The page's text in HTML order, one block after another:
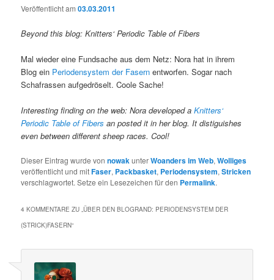
Veröffentlicht am03.03.2011
Beyond this blog: Knitters‘ Periodic Table of Fibers
Mal wieder eine Fundsache aus dem Netz: Nora hat in ihrem
Blog ein Periodensystem der Fasern entworfen. Sogar nach
Schafrassen aufgedröselt. Coole Sache!
Interesting finding on the web: Nora developed aKnitters‘
Periodic Table of Fibers an posted it in her blog. It distiguishes
even between different sheep races. Cool!
Dieser Eintrag wurde vonnowakunterWoanders im Web,Wolliges
veröffentlicht und mitFaser, Packbasket, Periodensystem,Stricken
verschlagwortet. Setze ein Lesezeichen für den Permalink.
4 KOMMENTARE ZU „ÜBER DEN BLOGRAND: PERIODENSYSTEM DER
(STRICK)FASERN“